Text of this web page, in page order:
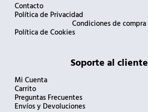
Contacto
Política de Privacidad
Condiciones de compra
Política de Cookies
Soporte al cliente
Mi Cuenta
Carrito
Preguntas Frecuentes
Envíos y Devoluciones